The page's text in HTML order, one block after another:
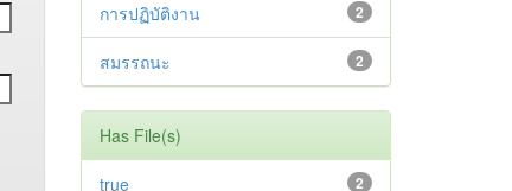
2
การปฏิบัติงาน
2
สมรรถนะ
Has File(s)
2
true